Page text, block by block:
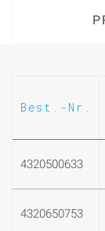
Best.-Nr.
4320500633
4320650753